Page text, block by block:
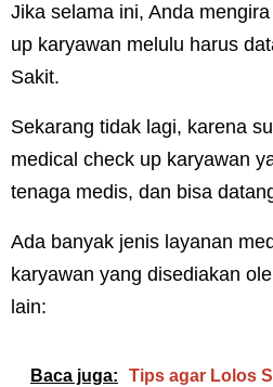
Jika selama ini, Anda
up karyawan melulu harus
Sakit.
Sekarang tidak lagi, karena
medical check up karyawan
tenaga medis, dan bisa
Ada banyak jenis layanan
karyawan yang disediakan
lain:
Baca juga:
Tips agar Lolos